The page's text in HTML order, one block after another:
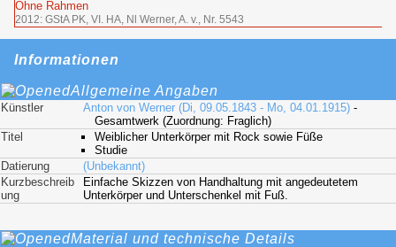
Ohne Rahmen
2012: GStA PK, VI. HA, Nl Werner, A. v., Nr. 5543
Informationen
Allgemeine Angaben
Künstler Anton von Werner (Di, 09.05.1843 - Mo, 04.01.1915) -
Gesamtwerk (Zuordnung: Fraglich)
Titel
Weiblicher Unterkörper mit Rock sowie Füße
Studie
Datierung
(Unbekannt)
Kurzbeschreib
ung
Einfache Skizzen von Handhaltung mit angedeutetem
Unterkörper und Unterschenkel mit Fuß.
Material und technische Details